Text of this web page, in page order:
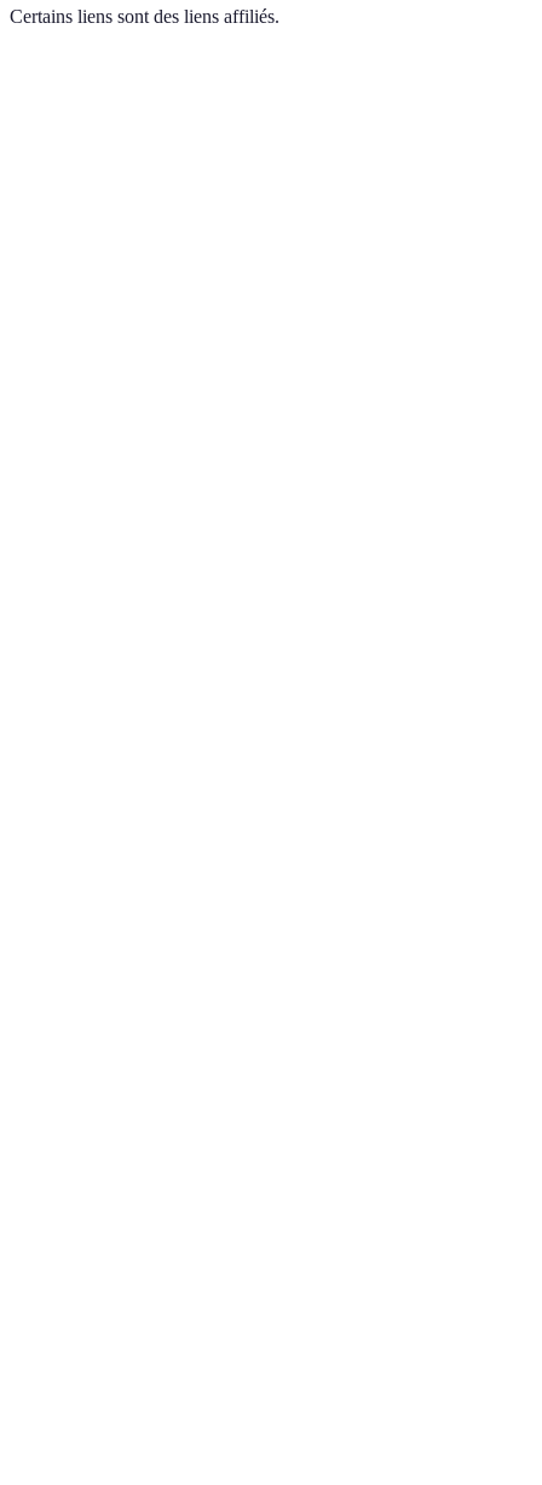
Certains liens sont des liens affiliés.